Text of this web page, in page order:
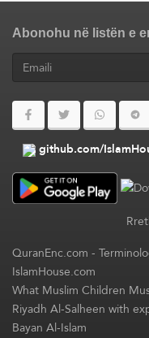
Abonohu në listën e
github.com/
QuranEnc.com-
IslamHouse.com
What Muslim Children
Riyadh Al-Salheen with
Bayan Al-Islam